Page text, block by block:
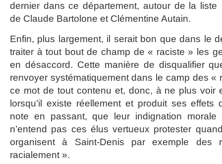
dernier dans ce département, autour de la liste
de Claude Bartolone et Clémentine Autain.
Enfin, plus largement, il serait bon que dans le
traiter à tout bout de champ de « raciste » les
en désaccord. Cette manière de disqualifier
renvoyer systématiquement dans le camp des «
ce mot de tout contenu et, donc, à ne plus voir
lorsqu’il existe réellement et produit ses effets
note en passant, que leur indignation
n’entend pas ces élus vertueux protester
organisent à Saint-Denis par exemple des
racialement ».